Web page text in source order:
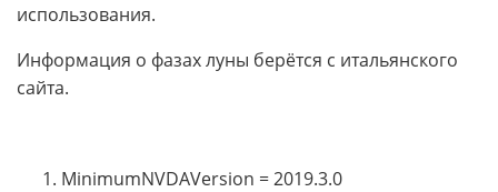
использования.
Информация о фазах луны берётся с итальянского
сайта.
MinimumNVDAVersion = 2019.3.0